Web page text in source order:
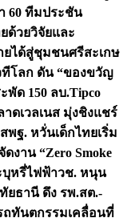
60 ทีมประชัน
ด้วยวิจัยและ
ได้สู่ชุมชนศรีสะเกษ
ทีโลก ดัน “ของขวัญ
พัด 150 ลบ.Tipco
ดเวลเนส มุ่งชิงแชร์
พฐ. หวั่นเด็กไทยเริ่ม
งาน “Zero Smoke
บุหรี่ไฟฟ้าวช. หนุน
ยธานี ดึง รพ.สต.-
ถทันตกรรมเคลื่อนที่